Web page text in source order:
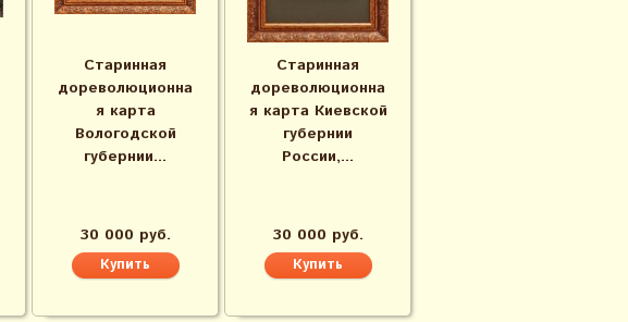
Старинная
дореволюционна
я карта
Вологодской
губернии...
30 000 руб.
Старинная
дореволюционна
я карта Киевской
губернии
России,...
30 000 руб.